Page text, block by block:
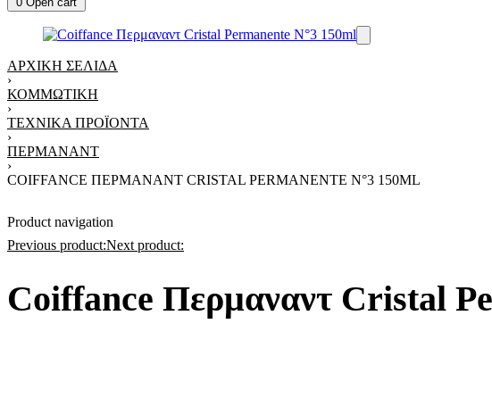
ΑΡΧΙΚΉ ΣΕΛΊΔΑ
›
ΚΟΜΜΩΤΙΚΉ
›
ΤΕΧΝΙΚΆ ΠΡΟΪΌΝΤΑ
›
ΠΕΡΜΑΝΆΝΤ
›
COIFFANCE ΠΕΡΜΑΝΑΝΤ CRISTAL PERMANENTE N°3 150ML
Product navigation
Previous product:Next product:
Coiffance Περμαναντ Cristal